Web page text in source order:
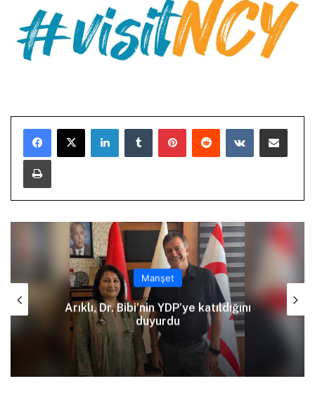
LinkedInTumblr PinterestReddit VKontakteE-Posta ile paylaş
Yazdır
Manşet
Kızılbaş Parkı önünde kanalizasyon
çalışması: Şht. Ecvet Yusuf Caddesi
trafiğe kapatılacak